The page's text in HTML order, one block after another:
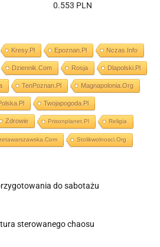
0.553 PLN
Kresy.pl Epoznan.pl Nczas.info
Dziennik.com Rosja Dlapolski.pl
TenPoznan.pl Magnapolonia.org
Twojapogoda.pl
Zdrowie Prisonplanet.pl Religia
Stolikwolnosci.org
do sabotażu
sterowanego chaosu